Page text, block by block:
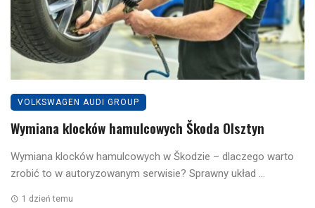
VOLKSWAGEN AUDI GROUP
Wymiana klocków hamulcowych Škoda Olsztyn
Wymiana klocków hamulcowych w Škodzie – dlaczego warto
zrobić to w autoryzowanym serwisie? Sprawny układ ...
1 dzień temu